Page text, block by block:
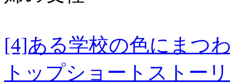
[4]ある学校の色にま
トップショートスト